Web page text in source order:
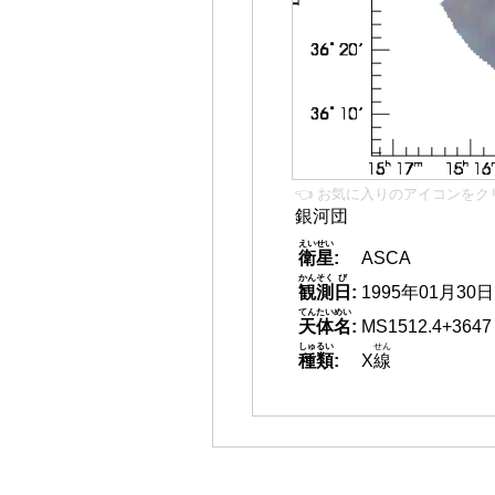
👈 お気に入りのアイコンをク
銀河団
衛星
えいせい
:
ASCA
観測
かんそく
日
び
: 1995年01月30日
天体名
てんたいめい
: MS1512.4+3647
種類
しゅるい
: X線
せん